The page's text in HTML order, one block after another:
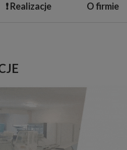
❗ Realizacje O firmie